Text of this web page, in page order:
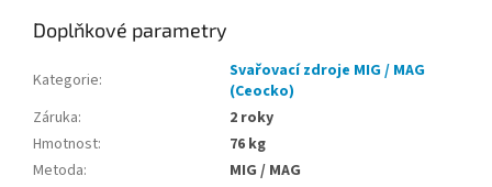
Doplňkové parametry
Kategorie:
Svařovací zdroje MIG / MAG
(Ceocko)
Záruka:
2 roky
Hmotnost:
76 kg
Metoda:
MIG / MAG